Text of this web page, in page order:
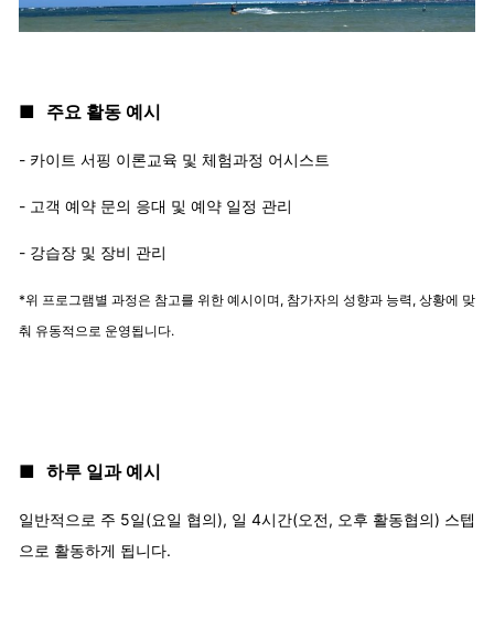
■ 주요 활동 예시
- 카이트 서핑 이론교육 및 체험과정 어시스트
- 고객 예약 문의 응대 및 예약 일정 관리
- 강습장 및 장비 관리
*위 프로그램별 과정은 참고를 위한 예시이며, 참가자의 성향과 능력, 상황에 맞
춰 유동적으로 운영됩니다.
■ 하루 일과 예시
일반적으로 주 5일(요일 협의), 일 4시간(오전, 오후 활동협의) 스텝
으로 활동하게 됩니다.